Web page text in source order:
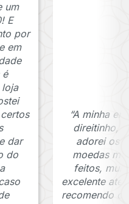
um
E
por
em
é
loja
dar
do
“A minha
direitinho,
adorei os
moedas
feitos,
excelente
recomendo o